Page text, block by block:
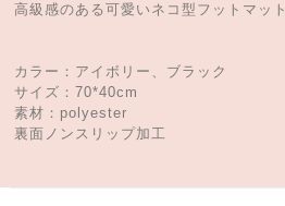
高級感のある可愛いネコ型フットマット
カラー：アイボリー、ブラック
サイズ：70*40cm
素材：polyester
裏面ノンスリップ加工